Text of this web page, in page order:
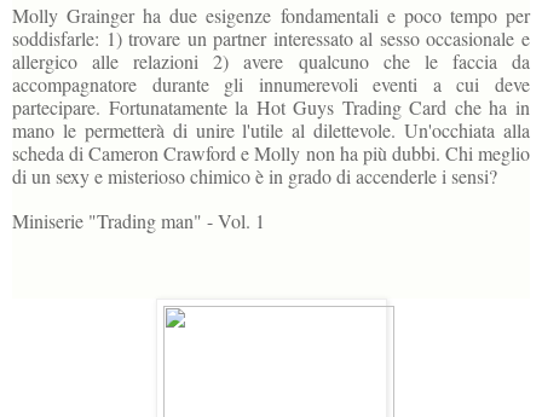
Molly Grainger ha due esigenze fondamentali e poco tempo per
soddisfarle: 1) trovare un partner interessato al sesso occasionale e
allergico alle relazioni 2) avere qualcuno che le faccia da
accompagnatore durante gli innumerevoli eventi a cui deve
partecipare. Fortunatamente la Hot Guys Trading Card che ha in
mano le permetterà di unire l'utile al dilettevole. Un'occhiata alla
scheda di Cameron Crawford e Molly non ha più dubbi. Chi meglio
di un sexy e misterioso chimico è in grado di accenderle i sensi?
Miniserie "Trading man" - Vol. 1